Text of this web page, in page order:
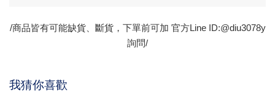
/商品皆有可能缺貨、斷貨，下單前可加 官方Line ID:@diu3078y
詢問/
我猜你喜歡